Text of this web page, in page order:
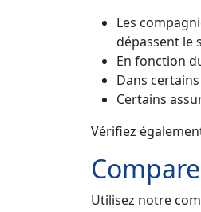
Les
dépassent le
En fonction
Dans
Certains
Vérifiez
Utilisez notre